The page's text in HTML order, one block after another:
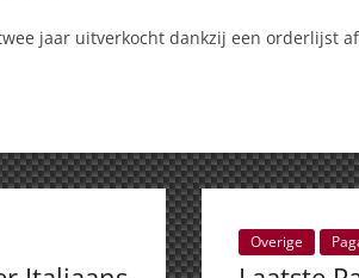
jaar uitverkocht dankzij een orderlijst
Overige